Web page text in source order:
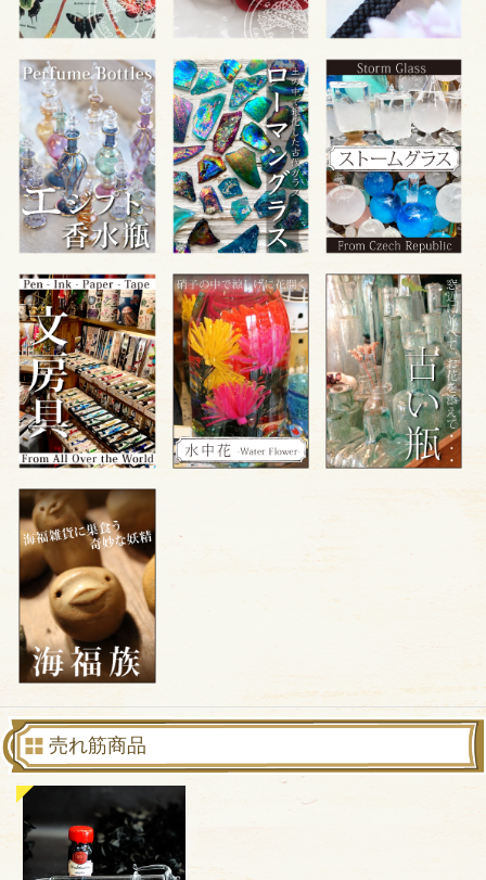
売れ筋商品